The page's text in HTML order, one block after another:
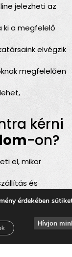
jelezheti az
ki a megfelelő
elvégzik
megfelelően
kérni
-on?
el, mikor
és
közterületre
szelektív
érdekében
Hívjon